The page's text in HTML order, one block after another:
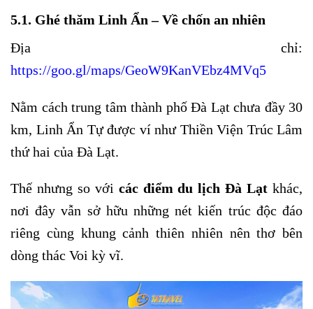
5.1. Ghé thăm Linh Ẩn – Về chốn an nhiên
Địa chỉ:
https://goo.gl/maps/GeoW9KanVEbz4MVq5
Nằm cách trung tâm thành phố Đà Lạt chưa đầy 30
km, Linh Ẩn Tự được ví như Thiền Viện Trúc Lâm
thứ hai của Đà Lạt.
Thế nhưng so với các điểm du lịch Đà Lạtkhác,
nơi đây vẫn sở hữu những nét kiến trúc độc đáo
riêng cùng khung cảnh thiên nhiên nên thơ bên
dòng thác Voi kỳ vĩ.